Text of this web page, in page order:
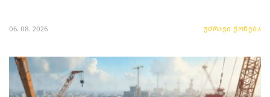
06. 08. 2026 უძრავი ქონება